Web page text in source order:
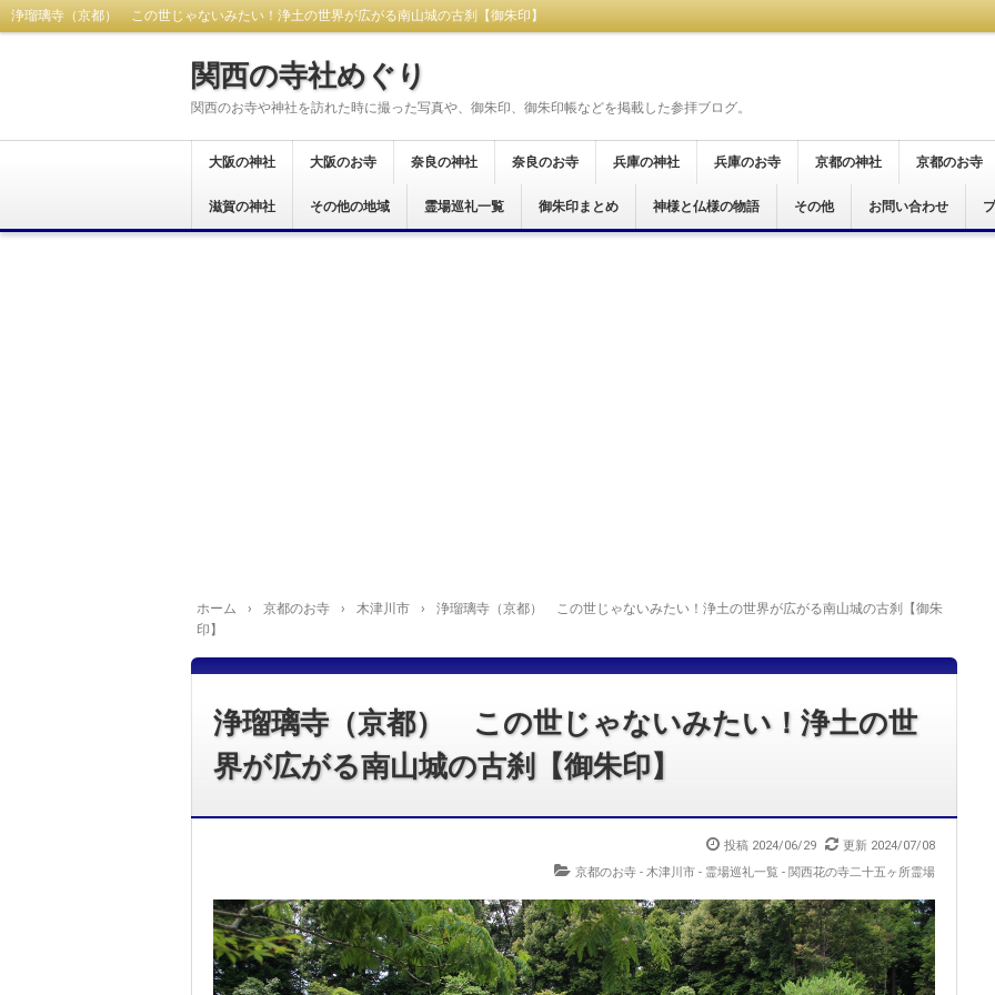
浄瑠璃寺（京都） この世じゃないみたい！浄土の世界が広がる南山城の古刹【御朱印】
関西の寺社めぐり
関西のお寺や神社を訪れた時に撮った写真や、御朱印、御朱印帳などを掲載した参拝ブログ。
大阪の神社
大阪市
東大阪市
八尾市
藤井寺市
富田林市
羽曳野市
柏原市
河内長野市
堺市
大阪狭山市
交野市
松原市
茨木市
岸和田市
和泉市
貝塚市
阪南市
高石市
豊中市
泉佐野市
泉南市
南河内郡
大阪のお寺
大阪市
東大阪市
八尾市
富田林市
河内長野市
羽曳野市
藤井寺市
柏原市
堺市
泉南市
箕面市
和泉市
岸和田市
貝塚市
南河内郡
泉佐野市
豊中市
奈良の神社
奈良市
生駒市
桜井市
橿原市
天理市
御所市
葛城市
大和郡山市
宇陀市
生駒郡
磯城郡
吉野郡
北葛城郡
高市郡
奈良のお寺
奈良市
桜井市
天理市
橿原市
御所市
葛城市
大和郡山市
生駒市
五條市
宇陀市
磯城郡
生駒郡
高市郡
吉野郡
北葛城郡
明日香村
兵庫の神社
神戸市
尼崎市
兵庫のお寺
尼崎市
加西市
姫路市
京都の神社
京都市
京都のお寺
京都市
宮津市
舞鶴市
木津川市
滋賀の神社 その他の地域 霊場巡礼一覧 御朱印まとめ 神様と仏様の物語 その他 お問い合わせ
ホーム › 京都のお寺 › 木津川市 ›
浄瑠璃寺（京都） この世じゃないみたい！浄土の世界が広がる南山城の古刹【御朱
印】
浄瑠璃寺（京都） この世じゃないみたい！浄土の世
界が広がる南山城の古刹【御朱印】
投稿 2024/06/29 更新 2024/07/08
京都のお寺 - 木津川市 - 霊場巡礼一覧 - 関西花の寺二十五ヶ所霊場